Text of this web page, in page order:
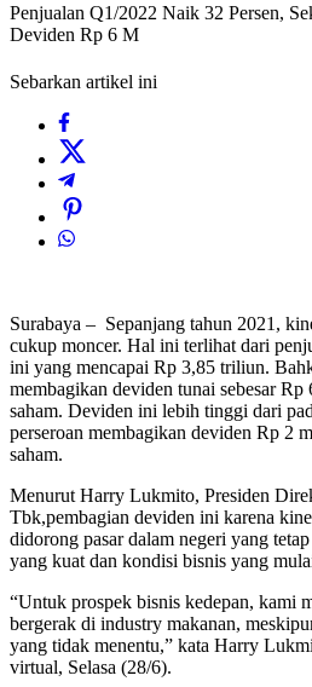
Penjualan Q1/2022 Naik 32 Persen,
Deviden Rp 6 M
Sebarkan artikel ini
Surabaya – Sepanjang tahun 2021,
cukup moncer. Hal ini terlihat dari
ini yang mencapai Rp 3,85 triliun.
membagikan deviden tunai sebesar
saham. Deviden ini lebih tinggi dari
perseroan membagikan deviden Rp 2
saham.
Menurut Harry Lukmito, Presiden
Tbk,pembagian deviden ini karena
didorong pasar dalam negeri yang
yang kuat dan kondisi bisnis yang
“Untuk prospek bisnis kedepan, kami
bergerak di industry makanan,
yang tidak menentu,” kata Harry
virtual, Selasa (28/6).